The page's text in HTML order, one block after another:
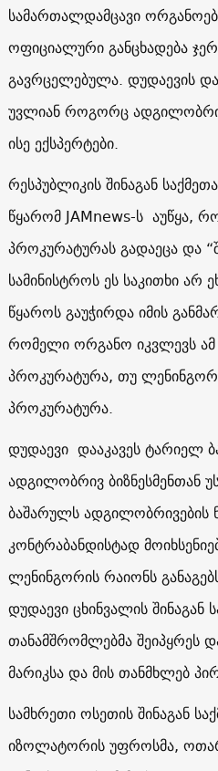
სამართალდამცავი
ოფიციალური განცხადება
გავრცელებულა. დუდაევის
უვლიან როგორც
ისე ექსპერტები.
რესპუბლიკის შინაგან
წყარომ JAMnews-ს აუწყა,
პროკურატურას გადაეცა და
სამინისტროს ეს საკითხი არ
წყაროს გაუჭირდა იმის
რომელი ორგანო იკვლევს ამ
პროკურატურა, თუ
პროკურატურა.
დუდაევი დააკავეს ტარიელ
ადგილობრივ ბიზნესმენთან
ბაშარულს ადგილობრივების
კონტრაბანდისტად
ლენინგორის რაიონს
დუდაევი ცხინვალის შინაგან
თანამშრომლებმა შეიპყრეს
მარიკსა და მის თანმხლებ
სამხრეთი ოსეთის შინაგან
იზოლატორის უფროსმა,